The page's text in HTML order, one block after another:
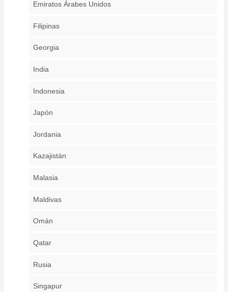
Emiratos Árabes Unidos
Filipinas
Georgia
India
Indonesia
Japón
Jordania
Kazajistán
Malasia
Maldivas
Omán
Qatar
Rusia
Singapur